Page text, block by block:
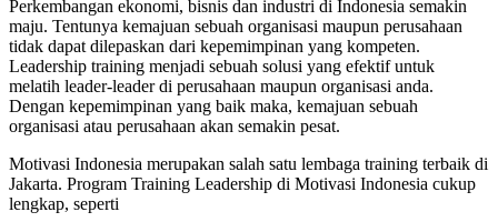
Perkembangan ekonomi, bisnis dan industri di Indonesia semakin
maju. Tentunya kemajuan sebuah organisasi maupun perusahaan
tidak dapat dilepaskan dari kepemimpinan yang kompeten.
Leadership training menjadi sebuah solusi yang efektif untuk
melatih leader-leader di perusahaan maupun organisasi anda.
Dengan kepemimpinan yang baik maka, kemajuan sebuah
organisasi atau perusahaan akan semakin pesat.
Motivasi Indonesia merupakan salah satu lembaga training terbaik di
Jakarta. Program Training Leadership di Motivasi Indonesia cukup
lengkap, seperti